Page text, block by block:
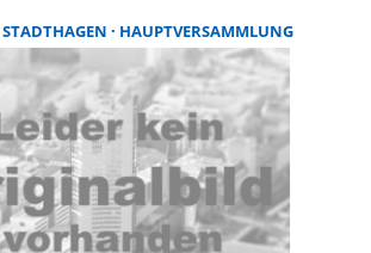
souverän und belegte einen
STADTHAGEN HAUPTVERSAMMLUNG